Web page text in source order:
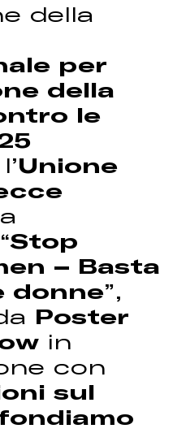
della
per
della
le
Unione
Stop
– Basta
donne”,
Poster
in
con
sul